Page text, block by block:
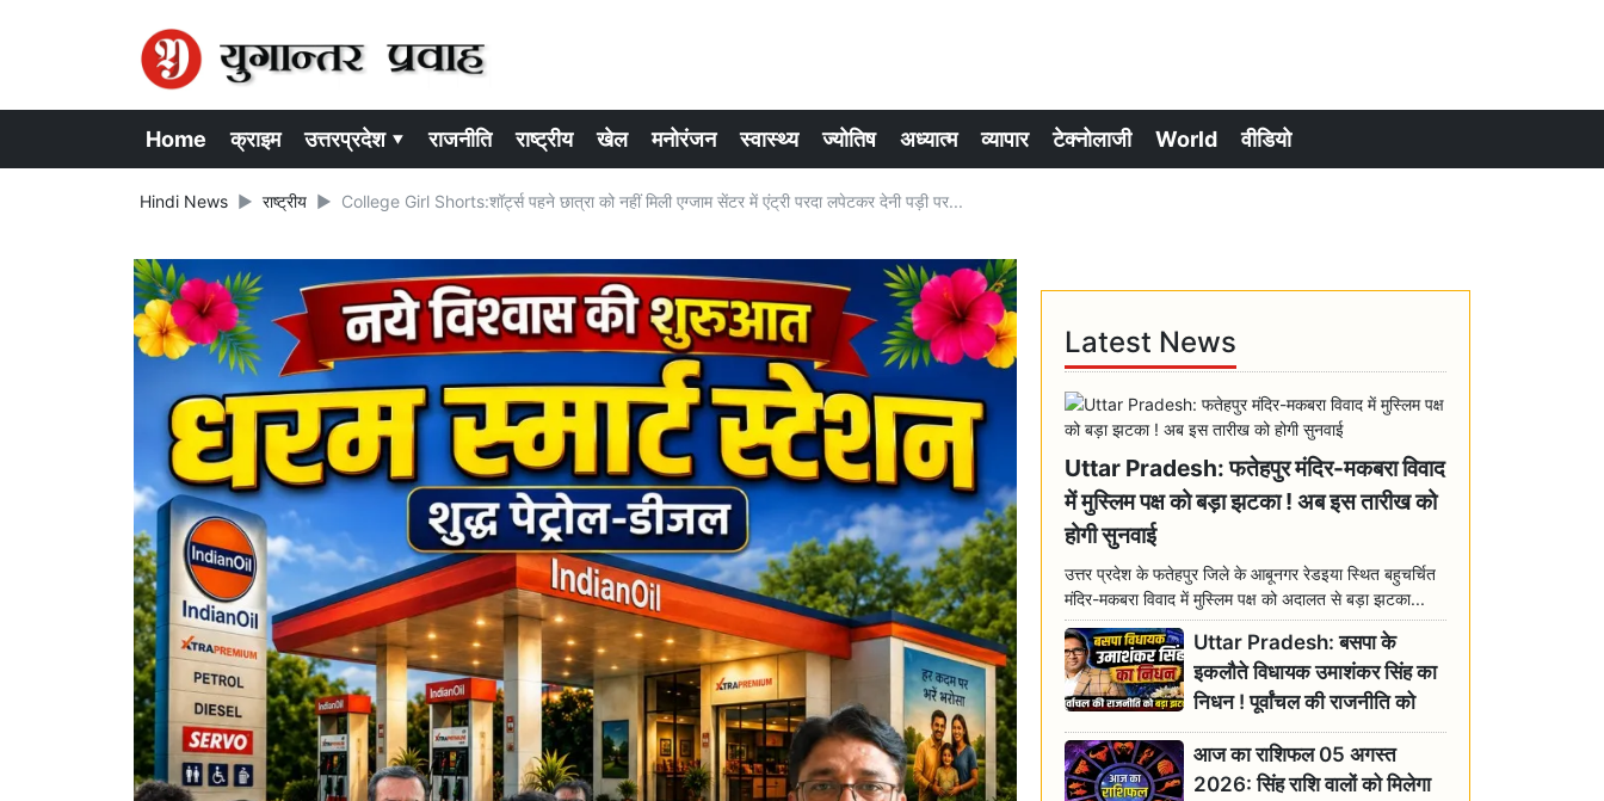
Home क्राइम उत्तरप्रदेश ▾ राजनीति राष्ट्रीय खेल मनोरंजन स्वास्थ्य ज्योतिष अध्यात्म व्यापार टेक्नोलाजी World वीडियो
Hindi News राष्ट्रीय College Girl Shorts:शॉर्ट्स पहने छात्रा को नहीं मिली एग्जाम सेंटर में एंट्री परदा लपेटकर देनी पड़ी पर...
Latest News
Uttar Pradesh: फतेहपुर मंदिर-मकबरा विवाद
में मुस्लिम पक्ष को बड़ा झटका ! अब इस तारीख को
होगी सुनवाई
उत्तर प्रदेश के फतेहपुर जिले के आबूनगर रेडइया स्थित बहुचर्चित
मंदिर-मकबरा विवाद में मुस्लिम पक्ष को अदालत से बड़ा झटका...
Uttar Pradesh: बसपा के
इकलौते विधायक उमाशंकर सिंह का
निधन ! पूर्वांचल की राजनीति को
बड़ा झटका, योगी ने जताया दुःख
आज का राशिफल 05 अगस्त
2026: सिंह राशि वालों को मिलेगा